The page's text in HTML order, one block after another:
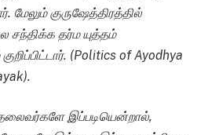
மேலும் குருஷேத்திரத்தில்
சந்திக்க தர்ம யுத்தம்
(Politics of Ayodhya
இப்படியென்றால்,